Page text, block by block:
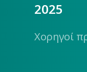
2025
Χορηγοί